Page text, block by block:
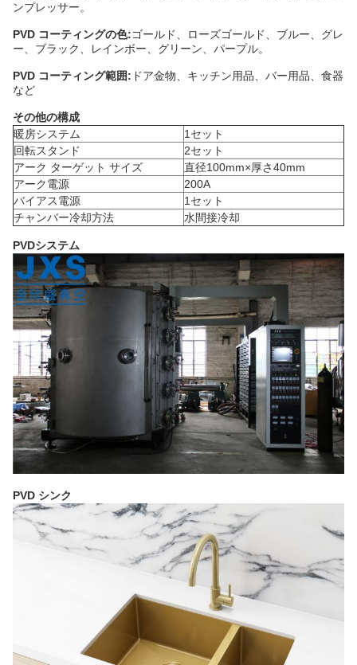
ンプレッサー。
PVD コーティングの色:ゴールド、ローズゴールド、ブルー、グレ
ー、ブラック、レインボー、グリーン、パープル。
PVD コーティング範囲: ドア金物、キッチン用品、バー用品、食器
など
その他の構成
暖房システム
1セット
回転スタンド
2セット
アーク ターゲット サイズ
直径100mm×厚さ40mm
アーク電源
200A
バイアス電源
1セット
チャンバー冷却方法
水間接冷却
PVDシステム
PVD シンク